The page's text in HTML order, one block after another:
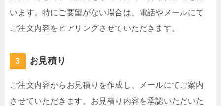
います。特にご要望がない場合は、電話やメールにて
ご注文内容をヒアリングさせていただきます。
お見積り
ご注文内容からお見積りを作成し、メールにてご案内
させていただきます。お見積り内容を承認いただいた